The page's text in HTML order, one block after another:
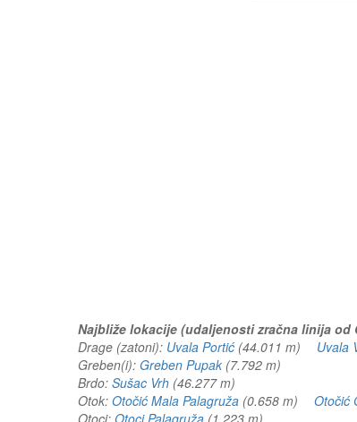
Najbliže lokacije (udaljenosti zračna linija od
Drage (zatoni): Uvala Portić (44.011 m) Uvala
Greben(i): Greben Pupak (7.792 m)
Brdo: Sušac Vrh (46.277 m)
Otok: Otočić Mala Palagruža (0.658 m) Otočić